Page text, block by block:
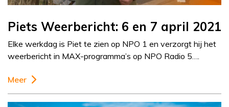
Piets Weerbericht: 6 en 7 april 2021
Elke werkdag is Piet te zien op NPO 1 en verzorgt hij het
weerbericht in MAX-programma’s op NPO Radio 5….
Meer